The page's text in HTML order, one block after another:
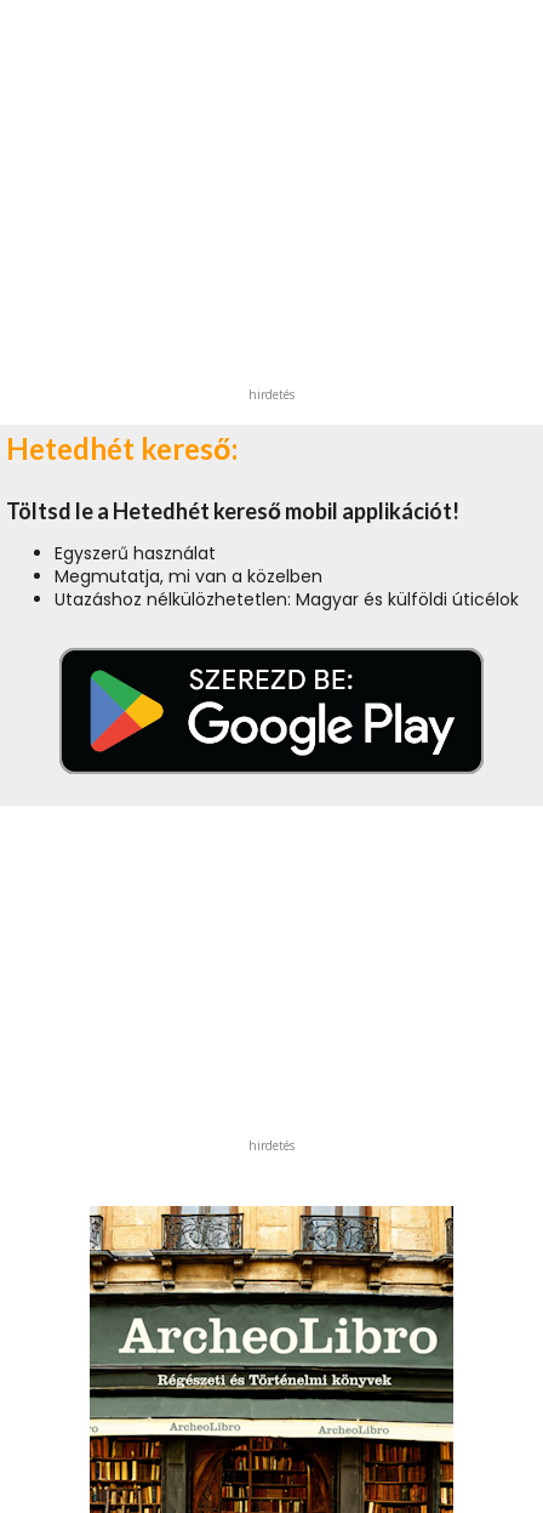
hirdetés
Hetedhét kereső:
Töltsd le a Hetedhét kereső mobil applikációt!
Egyszerű használat
Megmutatja, mi van a közelben
Utazáshoz nélkülözhetetlen: Magyar és külföldi úticélok
hirdetés